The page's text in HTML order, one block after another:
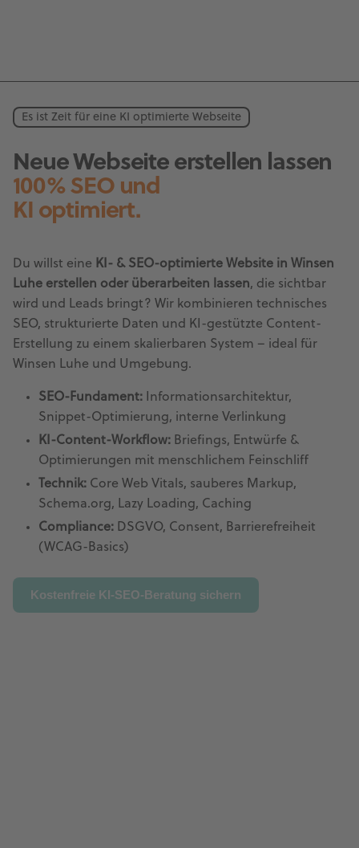
Es ist Zeit für eine KI optimierte Webseite
Neue Webseite erstellen lassen
100% SEO und
KI optimiert.
Du willst eine KI- & SEO-optimierte Website in Winsen
Luhe erstellen oder überarbeiten lassen, die sichtbar
wird und Leads bringt? Wir kombinieren technisches
SEO, strukturierte Daten und KI-gestützte Content-
Erstellung zu einem skalierbaren System – ideal für
Winsen Luhe und Umgebung.
SEO-Fundament: Informationsarchitektur,
Snippet-Optimierung, interne Verlinkung
KI-Content-Workflow: Briefings, Entwürfe &
Optimierungen mit menschlichem Feinschliff
Technik: Core Web Vitals, sauberes Markup,
Schema.org, Lazy Loading, Caching
Compliance: DSGVO, Consent, Barrierefreiheit
(WCAG-Basics)
Kostenfreie KI-SEO-Beratung sichern